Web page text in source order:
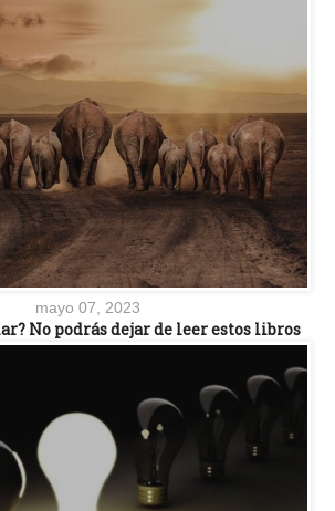
mayo 07, 2023
No podrás dejar de leer estos libros